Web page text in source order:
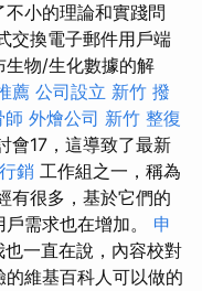
小的理論和實踐問
交換電子郵件用戶端
生物/生化數據的解
薦 公司設立 新竹 撥
師 外燴公司 新竹 整復
會17，這導致了最新
銷 工作組之一，稱為
有很多，基於它們的
需求也在增加。 申
一直在說，內容校對
維基百科人可以做的